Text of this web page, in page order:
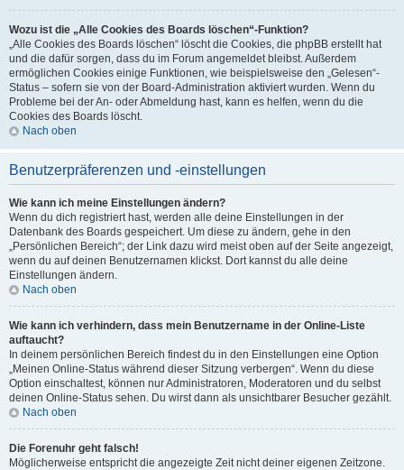
Wozu ist die „Alle Cookies des Boards löschen“-Funktion?
„Alle Cookies des Boards löschen“ löscht die Cookies, die phpBB erstellt hat
und die dafür sorgen, dass du im Forum angemeldet bleibst. Außerdem
ermöglichen Cookies einige Funktionen, wie beispielsweise den „Gelesen“-
Status – sofern sie von der Board-Administration aktiviert wurden. Wenn du
Probleme bei der An- oder Abmeldung hast, kann es helfen, wenn du die
Cookies des Boards löscht.
Nach oben
Benutzerpräferenzen und -einstellungen
Wie kann ich meine Einstellungen ändern?
Wenn du dich registriert hast, werden alle deine Einstellungen in der
Datenbank des Boards gespeichert. Um diese zu ändern, gehe in den
„Persönlichen Bereich“; der Link dazu wird meist oben auf der Seite angezeigt,
wenn du auf deinen Benutzernamen klickst. Dort kannst du alle deine
Einstellungen ändern.
Nach oben
Wie kann ich verhindern, dass mein Benutzername in der Online-Liste
auftaucht?
In deinem persönlichen Bereich findest du in den Einstellungen eine Option
„Meinen Online-Status während dieser Sitzung verbergen“. Wenn du diese
Option einschaltest, können nur Administratoren, Moderatoren und du selbst
deinen Online-Status sehen. Du wirst dann als unsichtbarer Besucher gezählt.
Nach oben
Die Forenuhr geht falsch!
Möglicherweise entspricht die angezeigte Zeit nicht deiner eigenen Zeitzone.